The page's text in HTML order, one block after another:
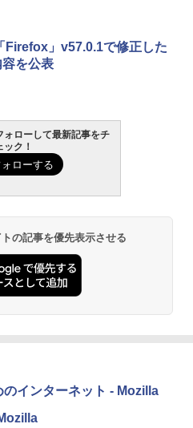
Kindle Paperwhite (16GB) 7イ
スプレイ、色調調節ライト、12
バッテリー、広告なし、ブラッ
Kindle - 目に優しい、かさばら
きな画面で読みやすい、6週間持
ダー、ブラック、16GB、広告な
シグニチャーエディ
7インチディスプレイ、明
調整、色調調節ライト、12週間
Kindle Colorsoft | 16GBストレ
Firefox」v57.0.1で修正した
を公表
ォローして最新記事をチ
ック！
の記事を優先表示させる
インターネット - Mozilla